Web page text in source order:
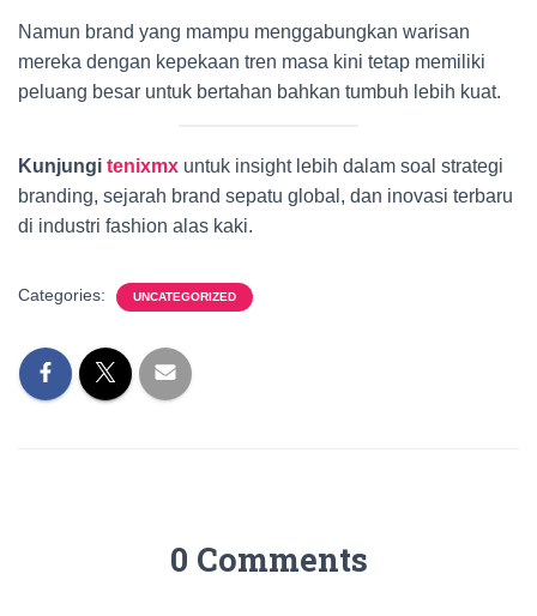
Namun brand yang mampu menggabungkan warisan
mereka dengan kepekaan tren masa kini tetap memiliki
peluang besar untuk bertahan bahkan tumbuh lebih kuat.
Kunjungi tenixmx untuk insight lebih dalam soal strategi
branding, sejarah brand sepatu global, dan inovasi terbaru
di industri fashion alas kaki.
Categories: UNCATEGORIZED
0 Comments